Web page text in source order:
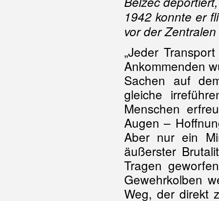
1942 konnte er
vor der
„Jeder
Ankommenden
Sachen auf
gleiche
Menschen
Augen –
Aber nur ein
äußerster
Tragen
Gewehrkolben
Weg, der direkt